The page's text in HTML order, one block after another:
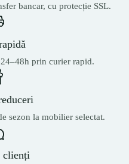
bancar, cu protecție SSL.
prin curier rapid.
sezon la mobilier selectat.
clienți